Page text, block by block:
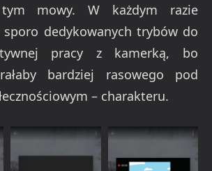
mowy. W każdym razie
sporo dedykowanych trybów do
pracy z kamerką, bo
bardziej rasowego pod
– charakteru.